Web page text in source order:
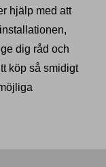
hjälp med att
dig råd och
köp så smidigt